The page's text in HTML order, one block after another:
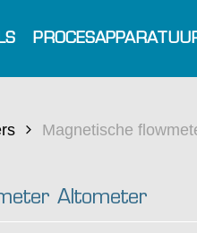
Magnetische
Altometer